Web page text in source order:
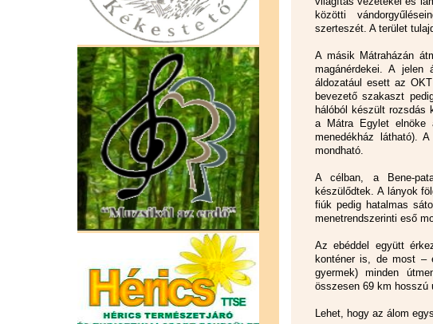
közötti
szerteszét. A terület
A másik Mátraházán
magánérdekei. A jelen
áldozatául esett az
bevezető szakaszt
hálóból készült rozsdás
a Mátra Egylet elnöke
menedékház látható).
mondható.
A célban, a Bene-
készülődtek. A lányok
fiúk pedig hatalmas
menetrendszerinti eső
Az ebéddel együtt
konténer is, de most –
gyermek) minden
összesen 69 km hosszú
Lehet, hogy az álom